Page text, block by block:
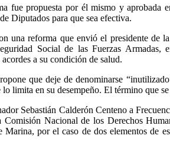
fue propuesta por él mismo y aprobada
Diputados para que sea efectiva.
una reforma que envió el presidente de
Social de las Fuerzas
a su condición de salud.
que deje de denominarse
limita en su desempeño. El término que
Sebastián Calderón Centeno a
Comisión Nacional de los Derechos
Marina, por el caso de dos elementos de